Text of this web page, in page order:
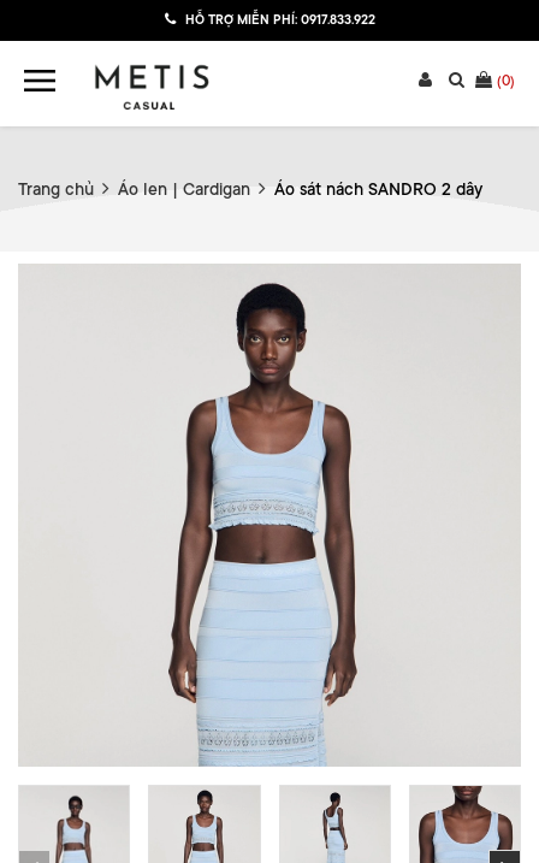
HỖ TRỢ MIỄN PHÍ: 0917.833.922
(0)
Trang chủ Áo len | Cardigan Áo sát nách SANDRO 2 dây